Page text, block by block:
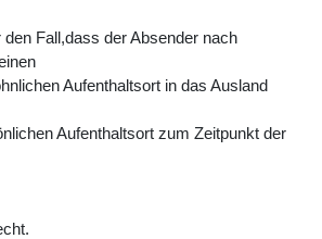
Fall,dass der Absender nach
Aufenthaltsort in das Ausland
Aufenthaltsort zum Zeitpunkt der